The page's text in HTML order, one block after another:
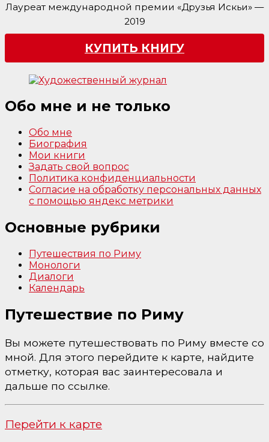
Лауреат международной премии «Друзья Искьи» —
2019
КУПИТЬ КНИГУ
Обо мне и не только
Обо мне
Биография
Мои книги
Задать свой вопрос
Политика конфиденциальности
Согласие на обработку персональных данных
с помощью яндекс метрики
Основные рубрики
Путешествия по Риму
Монологи
Диалоги
Календарь
Путешествие по Риму
Вы можете путешествовать по Риму вместе со
мной. Для этого перейдите к карте, найдите
отметку, которая вас заинтересовала и
дальше по ссылке.
Перейти к карте